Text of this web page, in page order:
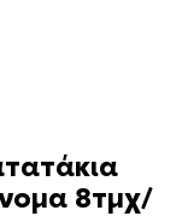
8τμχ/